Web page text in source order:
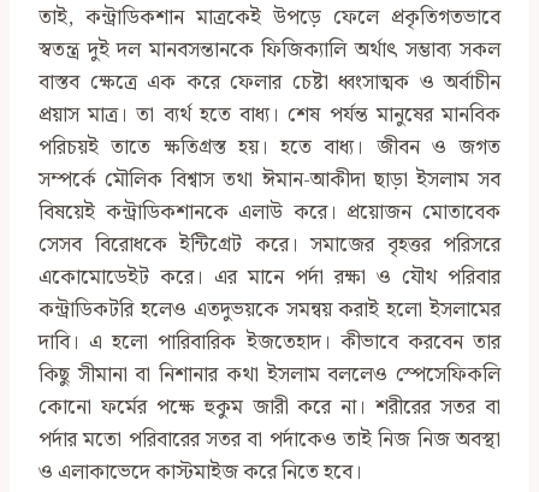
তাই, কন্ট্রাডিকশান মাত্রকেই উপড়ে ফেলে প্রকৃতিগতভাবে
স্বতন্ত্র দুই দল মানবসন্তানকে ফিজিক্যালি অর্থাৎ সম্ভাব্য সকল
বাস্তব ক্ষেত্রে এক করে ফেলার চেষ্টা ধ্বংসাত্মক ও অর্বাচীন
প্রয়াস মাত্র। তা ব্যর্থ হতে বাধ্য। শেষ পর্যন্ত মানুষের মানবিক
পরিচয়ই তাতে ক্ষতিগ্রস্ত হয়। হতে বাধ্য। জীবন ও জগত
সম্পর্কে মৌলিক বিশ্বাস তথা ঈমান-আকীদা ছাড়া ইসলাম সব
বিষয়েই কন্ট্রাডিকশানকে এলাউ করে। প্রয়োজন মোতাবেক
সেসব বিরোধকে ইন্টিগ্রেট করে। সমাজের বৃহত্তর পরিসরে
একোমোডেইট করে। এর মানে পর্দা রক্ষা ও যৌথ পরিবার
কন্ট্রাডিকটরি হলেও এতদুভয়কে সমন্বয় করাই হলো ইসলামের
দাবি। এ হলো পারিবারিক ইজতেহাদ। কীভাবে করবেন তার
কিছু সীমানা বা নিশানার কথা ইসলাম বললেও স্পেসেফিকলি
কোনো ফর্মের পক্ষে হুকুম জারী করে না। শরীরের সতর বা
পর্দার মতো পরিবারের সতর বা পর্দাকেও তাই নিজ নিজ অবস্থা
ও এলাকাভেদে কাস্টমাইজ করে নিতে হবে।